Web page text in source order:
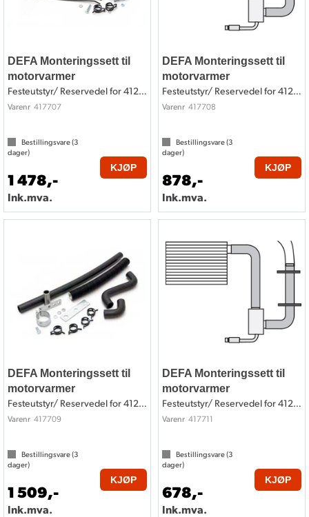
DEFA Monteringssett til
motorvarmer
Festeutstyr/ Reservedel for 412707
Varenr 417707
Bestillingsvare (3
dager)
1 478,-
Ink.mva.
KJØP
DEFA Monteringssett til
motorvarmer
Festeutstyr/ Reservedel for 412708
Varenr 417708
Bestillingsvare (3
dager)
878,-
Ink.mva.
KJØP
DEFA Monteringssett til
motorvarmer
Festeutstyr/ Reservedel for 412709
Varenr 417709
Bestillingsvare (3
dager)
1 509,-
Ink.mva.
KJØP
DEFA Monteringssett til
motorvarmer
Festeutstyr/ Reservedel for 412711
Varenr 417711
Bestillingsvare (3
dager)
678,-
Ink.mva.
KJØP